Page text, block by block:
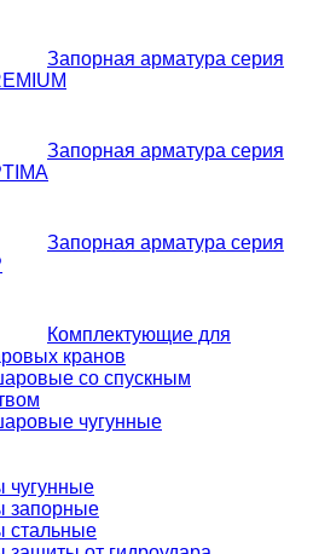
Запорная арматура серия
Запорная арматура серия
Запорная арматура серия
Комплектующие для
кранов
со спускным
чугунные
чугунные
запорные
стальные